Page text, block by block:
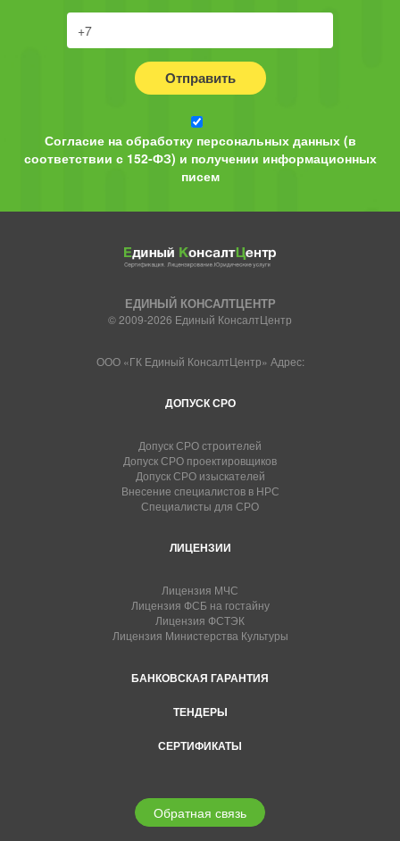
Отправить
Согласие на обработку персональных данных (в
соответствии с 152-ФЗ) и получении информационных
писем
ЕДИНЫЙ КОНСАЛТЦЕНТР
© 2009-2026 Единый КонсалтЦентр
ООО «ГК Единый КонсалтЦентр» Адрес:
ДОПУСК СРО
Допуск СРО строителей
Допуск СРО проектировщиков
Допуск СРО изыскателей
Внесение специалистов в НРС
Специалисты для СРО
ЛИЦЕНЗИИ
Лицензия МЧС
Лицензия ФСБ на гостайну
Лицензия ФСТЭК
Лицензия Министерства Культуры
БАНКОВСКАЯ ГАРАНТИЯ
ТЕНДЕРЫ
СЕРТИФИКАТЫ
Обратная связь